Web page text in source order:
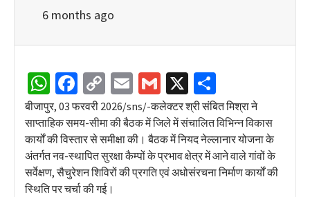
6 months ago
WhatsApp
Facebook
Copy
Link
EmailGmail
X
बीजापुर, 03 फरवरी 2026/sns/-कलेक्टर श्री संबित मिश्रा ने
साप्ताहिक समय-सीमा की बैठक में जिले में संचालित विभिन्न विकास
कार्यों की विस्तार से समीक्षा की। बैठक में नियद नेल्लानार योजना के
अंतर्गत नव-स्थापित सुरक्षा कैम्पों के प्रभाव क्षेत्र में आने वाले गांवों के
सर्वेक्षण, सैचुरेशन शिविरों की प्रगति एवं अधोसंरचना निर्माण कार्यों की
स्थिति पर चर्चा की गई।